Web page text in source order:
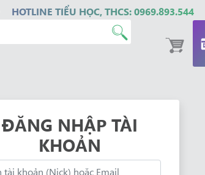
HOTLINE TIỂU HỌC, THCS: 0969.893.544
ĐĂNG NHẬP TÀI
KHOẢN